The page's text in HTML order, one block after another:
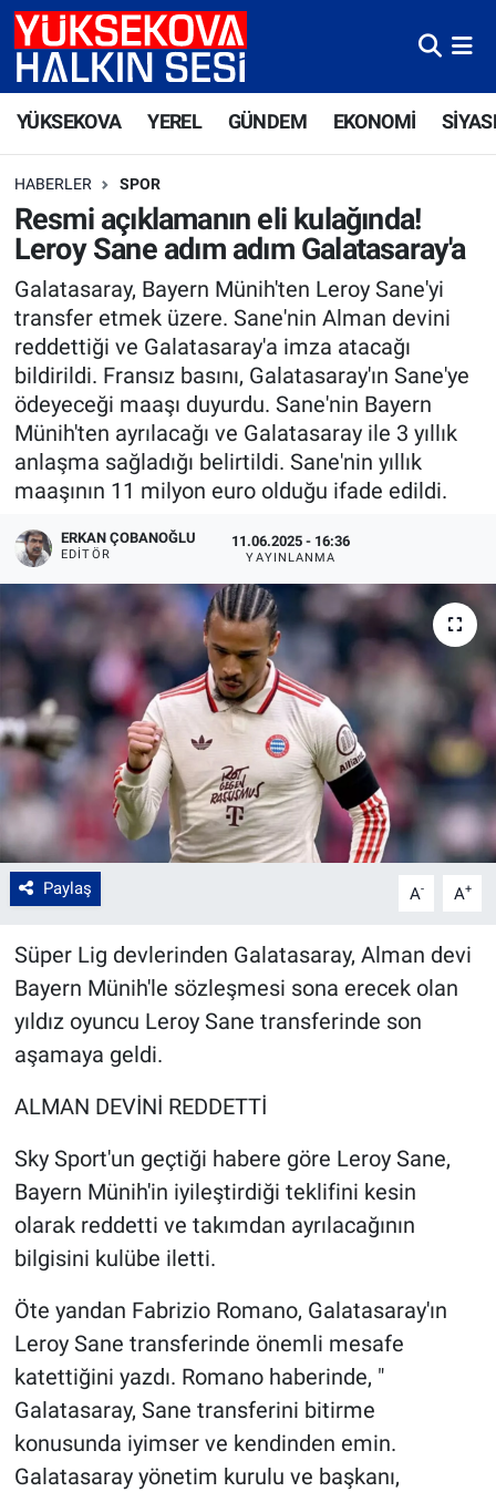
YÜKSEKOVA YEREL GÜNDEM EKONOMİ
HABERLER SPOR
Resmi açıklamanın eli kulağında!
Leroy Sane adım adım Galatasaray'a
Galatasaray, Bayern Münih'ten Leroy Sane'yi
transfer etmek üzere. Sane'nin Alman devini
reddettiği ve Galatasaray'a imza atacağı
bildirildi. Fransız basını, Galatasaray'ın Sane'ye
ödeyeceği maaşı duyurdu. Sane'nin Bayern
Münih'ten ayrılacağı ve Galatasaray ile 3 yıllık
anlaşma sağladığı belirtildi. Sane'nin yıllık
maaşının 11 milyon euro olduğu ifade edildi.
ERKAN ÇOBANOĞLU
EDITÖR
11.06.2025 - 16:36
YAYINLANMA
Paylaş A- A+
Süper Lig devlerinden Galatasaray, Alman devi
Bayern Münih'le sözleşmesi sona erecek olan
yıldız oyuncu Leroy Sane transferinde son
aşamaya geldi.
ALMAN DEVİNİ REDDETTİ
Sky Sport'un geçtiği habere göre Leroy Sane,
Bayern Münih'in iyileştirdiği teklifini kesin
olarak reddetti ve takımdan ayrılacağının
bilgisini kulübe iletti.
Öte yandan Fabrizio Romano, Galatasaray'ın
Leroy Sane transferinde önemli mesafe
katettiğini yazdı. Romano haberinde, "
Galatasaray, Sane transferini bitirme
konusunda iyimser ve kendinden emin.
Galatasaray yönetim kurulu ve başkanı,
Yüksekova Nöbetçi Eczaneler
Yüksekova Trafik Yoğunluk Haritası
Süper Lig Puan Durumu ve Fikstür
Tüm Manşetler
Son Dakika Haberleri
Haber Arşivi